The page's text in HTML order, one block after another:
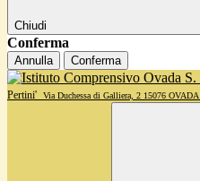
Chiudi
Conferma
Annulla Conferma
Pertini'
Via Duchessa di Galliera, 2 15076 OVADA